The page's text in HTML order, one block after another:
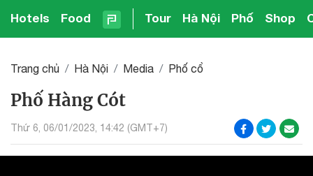
Hotels Food Tour Hà Nội Phố Shop
Trang chủ Hà Nội Media Phố cổ
Phố Hàng Cót
Thứ 6, 06/01/2023, 14:42 (GMT+7)